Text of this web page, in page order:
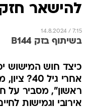
להישאר חזק
14.8.2024 / 7:15
בשיתוף בזק B144
כיצד חוש המישוש
אחרי גיל
ראשון", מסביר על
אירובי וגמישות